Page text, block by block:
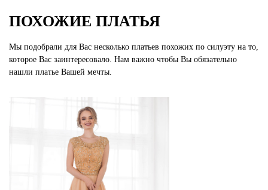
ПОХОЖИЕ ПЛАТЬЯ
Мы подобрали для Вас несколько платьев похожих по силуэту на то,
которое Вас заинтересовало. Нам важно чтобы Вы обязательно
нашли платье Вашей мечты.